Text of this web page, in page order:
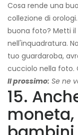
Cosa rende una
collezione di
buona foto? Metti
nell'inquadratura.
tuo guardaroba,
cucciolo nella foto.
Il prossimo: Se ne
15.